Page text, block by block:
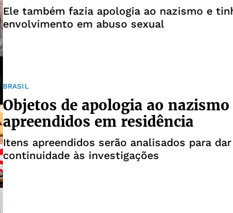
Ele também fazia apologia ao nazismo e
envolvimento em abuso sexual
BRASIL
Objetos de apologia ao nazismo
apreendidos em residência
Itens apreendidos serão analisados para dar
continuidade às investigações